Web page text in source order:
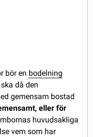
bör en bodelning
då den
gemensam bostad
eller för
huvudsakliga
vem som har